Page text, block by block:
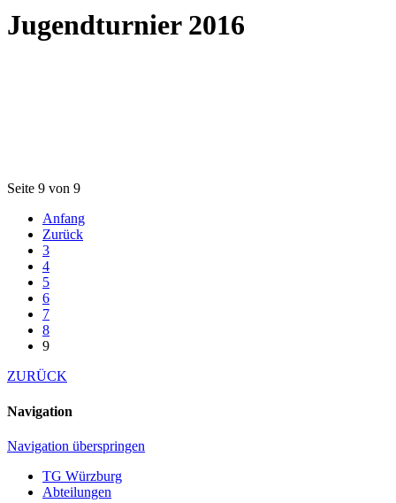
Jugendturnier 2016
Seite 9 von 9
Anfang
Zurück
3
4
5
6
7
8
9
ZURÜCK
Navigation
Navigation überspringen
TG Würzburg
Abteilungen